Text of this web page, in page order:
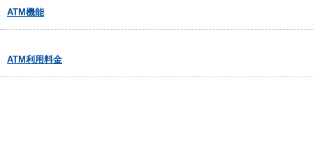
ATM機能
ATM利用料金